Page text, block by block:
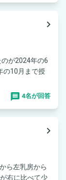
navigate_next
の10月まで授
4名が回答
navigate_next
右に比べて少